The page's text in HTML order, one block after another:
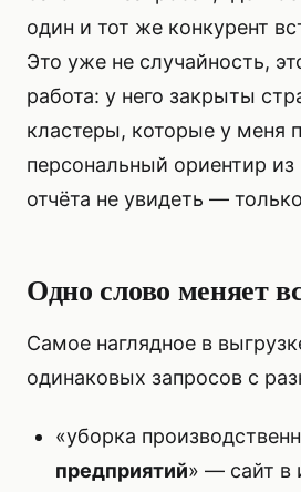
один и тот же конкурент
Это уже не случайность,
работа: у него закрыты
кластеры, которые у меня
персональный ориентир из
отчёта не увидеть —
Одно слово меняет
Самое наглядное в
одинаковых запросов с
«уборка
предприятий» — сайт в